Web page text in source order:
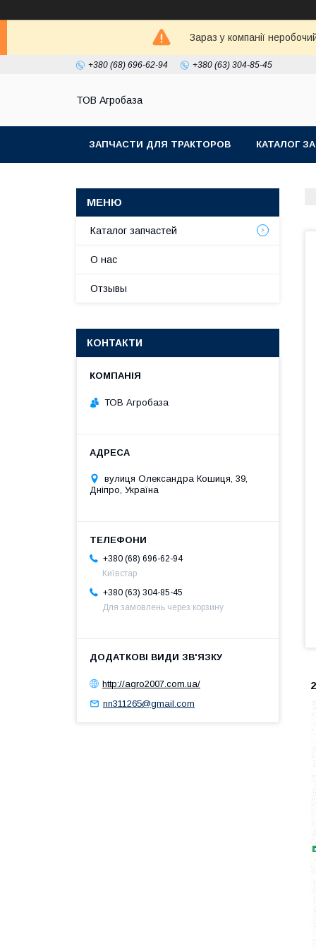
Зараз у компанії
+380 (68) 696-62-94 +380 (63) 304-85-45
ТОВ Агробаза
ЗАПЧАСТИ ДЛЯ ТРАКТОРОВ КАТАЛОГ
Каталог запчастей
О нас
Отзывы
КОНТАКТИ
ТОВ Агробаза
вулиця Олександра Кошиця, 39,
Дніпро, Україна
+380 (68) 696-62-94
Київстар
+380 (63) 304-85-45
Для замовлень через корзину
http://agro2007.com.ua/
nn311265@gmail.com